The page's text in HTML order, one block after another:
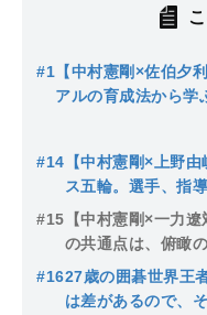
#1 【中村憲剛×佐伯夕
アルの育成法から
#14 【中村憲剛×上野
ス五輪。選手、指
になりたい
#15 【中村憲剛×一力
の共通点は、俯瞰
要さ（前編）
#1627歳の囲碁世界王
は差があるので、